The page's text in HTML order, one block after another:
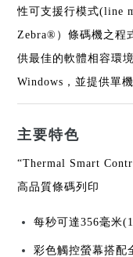
性可支援行模式(line
Zebra®）條碼機之程
供最佳的軟體相容環
Windows，並提供單機
主要特色
“Thermal Smart
高品質條碼列印
每秒可達356毫米
彩色觸控螢幕搭配